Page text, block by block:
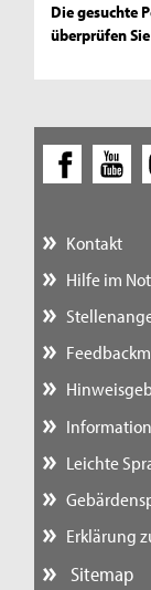
Die gesuchte
überprüfen
Kontakt
Hilfe im
Leichte
Erklärung
Sitemap